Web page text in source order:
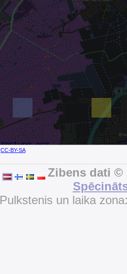
CC-BY-SA
Zibens dati ©
Pulkstenis un laika